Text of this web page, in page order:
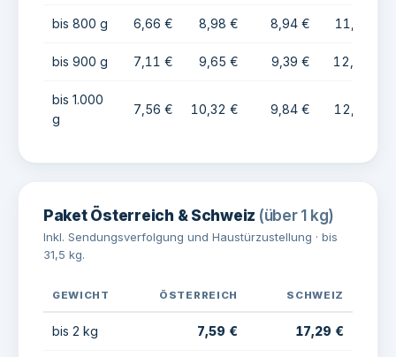
bis 800 g 6,66 € 8,98 € 8,94 € 11,60 €
bis 900 g 7,11 € 9,65 € 9,39 € 12,27 €
bis 1.000
g
7,56 € 10,32 € 9,84 € 12,94 €
Paket Österreich & Schweiz (über 1 kg)
Inkl. Sendungsverfolgung und Haustürzustellung · bis
31,5 kg.
GEWICHT ÖSTERREICH SCHWEIZ
bis 2 kg 7,59 € 17,29 €